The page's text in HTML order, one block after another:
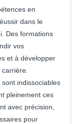
en
dans le
Des formations
vos
et à développer
indissociables
pleinement ces
avec précision,
pour